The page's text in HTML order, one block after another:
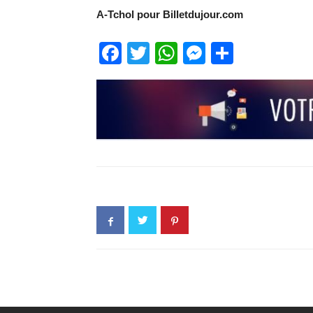
A-Tchol pour Billetdujour.com
Facebook
TwitterWhatsApp